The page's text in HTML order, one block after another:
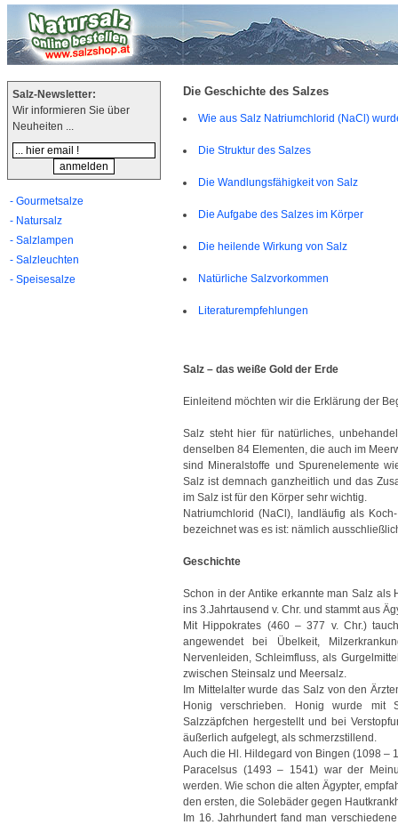
Salz-Newsletter:
Wir informieren Sie über
Neuheiten ...
- Gourmetsalze
- Natursalz
- Salzlampen
- Salzleuchten
- Speisesalze
Die Geschichte des Salzes
Wie aus Salz Natriumchlorid (NaCl)
Die Struktur des Salzes
Die Wandlungsfähigkeit von Salz
Die Aufgabe des Salzes im Körper
Die heilende Wirkung von Salz
Natürliche Salzvorkommen
Literaturempfehlungen
Salz – das weiße Gold der Erde
Einleitend möchten wir die Erklärung der
Salz steht hier für natürliches,
denselben 84 Elementen, die auch im
sind Mineralstoffe und Spurenelemente
Salz ist demnach ganzheitlich und das
im Salz ist für den Körper sehr wichtig.
Natriumchlorid (NaCl), landläufig als
bezeichnet was es ist: nämlich
Geschichte
Schon in der Antike erkannte man Salz als
ins 3.Jahrtausend v. Chr. und stammt aus
Mit Hippokrates (460 – 377 v. Chr.)
angewendet bei Übelkeit,
Nervenleiden, Schleimfluss, als
zwischen Steinsalz und Meersalz.
Im Mittelalter wurde das Salz von den
Honig verschrieben. Honig wurde mit
Salzzäpfchen hergestellt und bei
äußerlich aufgelegt, als schmerzstillend.
Auch die Hl. Hildegard von Bingen (1098 –
Paracelsus (1493 – 1541) war der
werden. Wie schon die alten Ägypter,
den ersten, die Solebäder gegen
Im 16. Jahrhundert fand man